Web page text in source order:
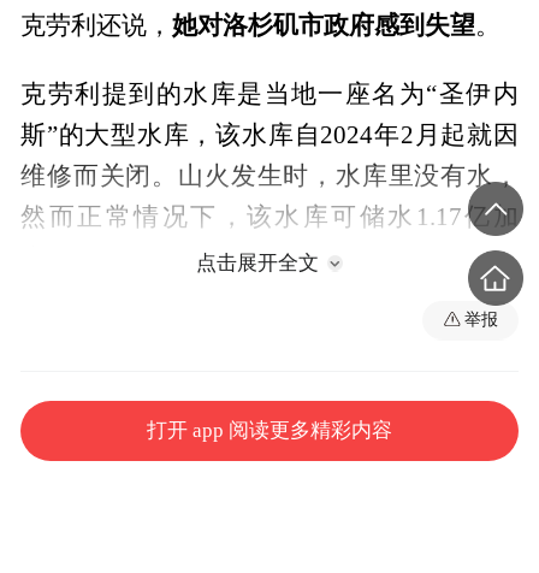
克劳利还说，她对洛杉矶市政府感到失望。
克劳利提到的水库是当地一座名为“圣伊内
斯”的大型水库，该水库自2024年2月起就因
维修而关闭。山火发生时，水库里没有水，
然而正常情况下，该水库可储水1.17亿加
美国加州南部地区当地时间1月7日突发山
上万座建筑被烧毁。截至1月11日，加州山火
仍在持续，目前已造成至少16人死亡。
点击展开全文
举报
打开 app 阅读更多精彩内容